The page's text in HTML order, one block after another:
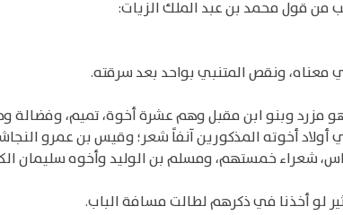
من قول محمد بن عبد الملك الزيات:
ونقص المتنبي بواحد بعد سرقته.
مزرد وبنو ابن مقبل وهم عشرة أخوة، تميم، وفضالة
أولاد أخوته المذكورين آنفاً شعر؛ وقيس بن عمرو
شعراء خمستهم، ومسلم بن الوليد وأخوه سليمان
لو أخذنا في ذكرهم لطالت مسافة الباب.